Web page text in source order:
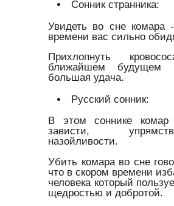
Сонник странника:
Увидеть во сне комара
времени вас сильно
Прихлопнуть
ближайшем будущем
большая удача.
Русский сонник:
В этом соннике
зависти,
назойливости.
Убить комара во сне
что в скором времени
человека который
щедростью и добротой.